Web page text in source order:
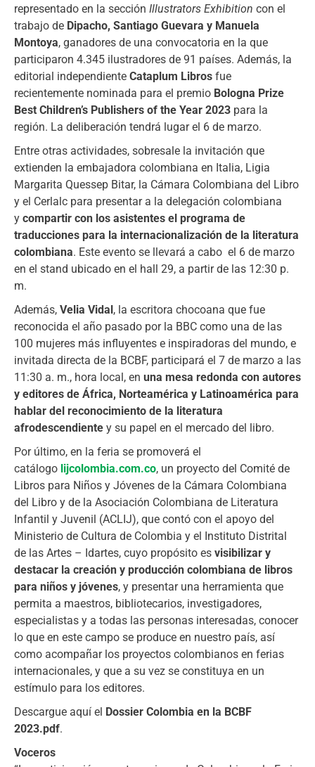
representado en la sección Illustrators Exhibition con el
trabajo de Dipacho, Santiago Guevara y Manuela
Montoya, ganadores de una convocatoria en la que
participaron 4.345 ilustradores de 91 países. Además, la
editorial independiente Cataplum Libros fue
recientemente nominada para el premio Bologna Prize
Best Children’s Publishers of the Year 2023 para la
región. La deliberación tendrá lugar el 6 de marzo.
Entre otras actividades, sobresale la invitación que
extienden la embajadora colombiana en Italia, Ligia
Margarita Quessep Bitar, la Cámara Colombiana del Libro
y el Cerlalc para presentar a la delegación colombiana
y compartir con los asistentes el programa de
traducciones para la internacionalización de la literatura
colombiana. Este evento se llevará a cabo el 6 de marzo
en el stand ubicado en el hall 29, a partir de las 12:30 p.
m.
Además, Velia Vidal, la escritora chocoana que fue
reconocida el año pasado por la BBC como una de las
100 mujeres más influyentes e inspiradoras del mundo, e
invitada directa de la BCBF, participará el 7 de marzo a las
11:30 a. m., hora local, en una mesa redonda con autores
y editores de África, Norteamérica y Latinoamérica para
hablar del reconocimiento de la literatura
afrodescendiente y su papel en el mercado del libro.
Por último, en la feria se promoverá el
catálogo lijcolombia.com.co, un proyecto del Comité de
Libros para Niños y Jóvenes de la Cámara Colombiana
del Libro y de la Asociación Colombiana de Literatura
Infantil y Juvenil (ACLIJ), que contó con el apoyo del
Ministerio de Cultura de Colombia y el Instituto Distrital
de las Artes – Idartes, cuyo propósito es visibilizar y
destacar la creación y producción colombiana de libros
para niños y jóvenes, y presentar una herramienta que
permita a maestros, bibliotecarios, investigadores,
especialistas y a todas las personas interesadas, conocer
lo que en este campo se produce en nuestro país, así
como acompañar los proyectos colombianos en ferias
internacionales, y que a su vez se constituya en un
estímulo para los editores.
Descargue aquí el Dossier Colombia en la BCBF
2023.pdf.
Voceros